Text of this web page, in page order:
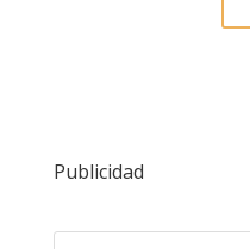
Publicidad